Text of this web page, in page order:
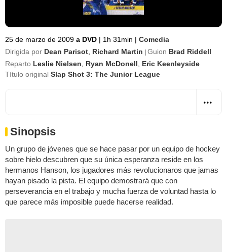
25 de marzo de 2009 a DVD | 1h 31min | Comedia
Dirigida por Dean Parisot Richard Martin Guion Brad Riddell
Reparto Leslie Nielsen Ryan McDonell
Eric Keenleyside
Título original Slap Shot 3: The Junior League
Sinopsis
Un grupo de jóvenes que se hace pasar por un equipo de hockey
sobre hielo descubren que su única esperanza reside en los
hermanos Hanson, los jugadores más revolucionaros que jamas
hayan pisado la pista. El equipo demostrará que con
perseverancia en el trabajo y mucha fuerza de voluntad hasta lo
que parece más imposible puede hacerse realidad.